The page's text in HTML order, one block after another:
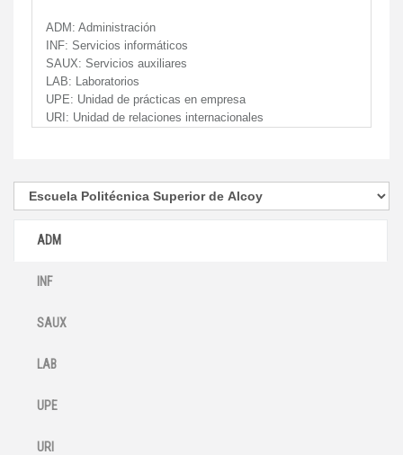
ADM: Administración
INF: Servicios informáticos
SAUX: Servicios auxiliares
LAB: Laboratorios
UPE: Unidad de prácticas en empresa
URI: Unidad de relaciones internacionales
ADM
INF
SAUX
LAB
UPE
URI